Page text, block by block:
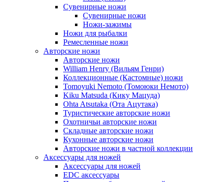
Сувенирные ножи
Сувенирные ножи
Ножи-зажимы
Ножи для рыбалки
Ремесленные ножи
Авторские ножи
Авторские ножи
William Henry (Вильям Генри)
Коллекционные (Кастомные) ножи
Tomoyuki Nemoto (Томоюки Немото)
Kiku Matsuda (Кику Мацуда)
Ohta Atsutaka (Ота Ацутака)
Туристические авторские ножи
Охотничьи авторские ножи
Складные авторские ножи
Кухонные авторские ножи
Авторские ножи в частной коллекции
Аксессуары для ножей
Аксессуары для ножей
EDC аксессуары